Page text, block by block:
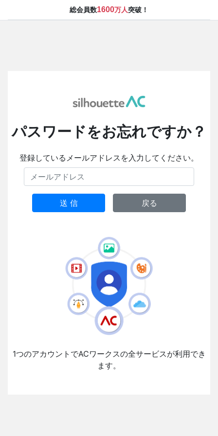
総会員数1600万人突破！
パスワードをお忘れですか？
登録しているメールアドレスを入力してください。
送 信 戻る
1つのアカウントでACワークスの全サービスが利用でき
ます。